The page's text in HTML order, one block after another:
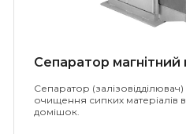
Сепаратор
Сепаратор
очищення сипких матеріалів
домішок.